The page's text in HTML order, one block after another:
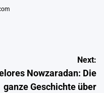
Next:
Nowzaradan: Die
ganze Geschichte über